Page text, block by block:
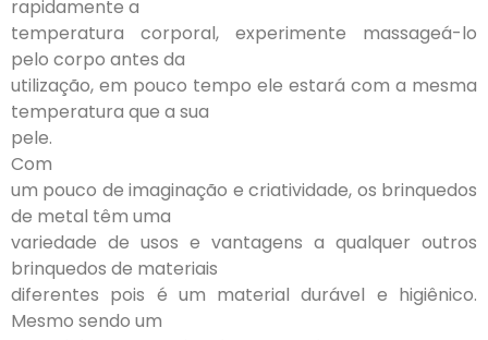
rapidamente a
temperatura corporal, experimente massageá-lo
pelo corpo antes da
utilização, em pouco tempo ele estará com a mesma
temperatura que a sua
pele.
Com
um pouco de imaginação e criatividade, os brinquedos
de metal têm uma
variedade de usos e vantagens a qualquer outros
brinquedos de materiais
diferentes pois é um material durável e higiênico.
Mesmo sendo um